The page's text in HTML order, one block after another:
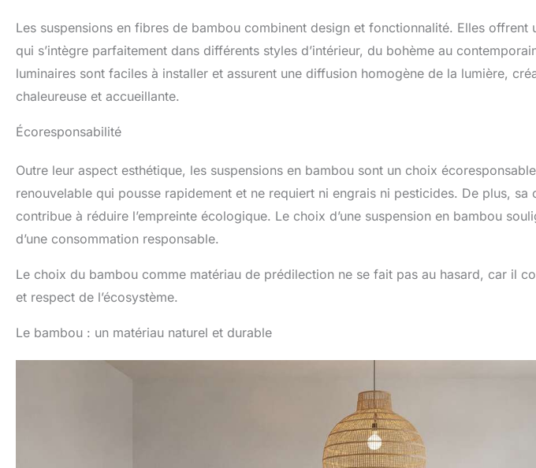
Les suspensions en fibres de bambou combinent design et fonctionnalité. Elles offrent
qui s’intègre parfaitement dans différents styles d’intérieur, du bohème au
luminaires sont faciles à installer et assurent une diffusion homogène de la lumière,
chaleureuse et accueillante.
Écoresponsabilité
Outre leur aspect esthétique, les suspensions en bambou sont un choix
renouvelable qui pousse rapidement et ne requiert ni engrais ni pesticides. De plus,
contribue à réduire l’empreinte écologique. Le choix d’une suspension en bambou
d’une consommation responsable.
Le choix du bambou comme matériau de prédilection ne se fait pas au hasard, car il
et respect de l’écosystème.
Le bambou : un matériau naturel et durable